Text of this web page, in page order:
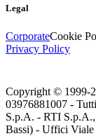
Legal
CorporateCookie
Privacy Policy
Copyright © 1999-
03976881007 -
S.p.A. - RTI S.p.A.,
Bassi) - Uffici Viale